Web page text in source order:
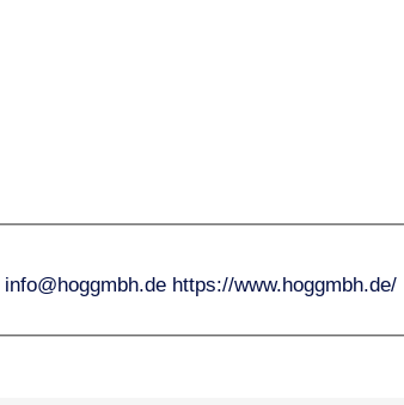
info@hoggmbh.de https://www.hoggmbh.de/